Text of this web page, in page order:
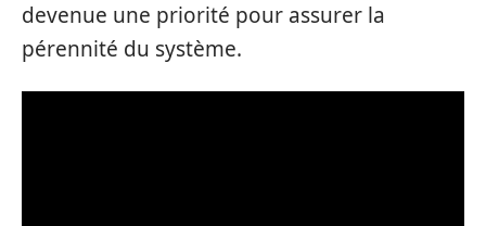
devenue une priorité pour assurer la
pérennité du système.